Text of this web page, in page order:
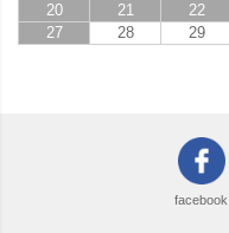
20
21 22
27
28 29
facebook